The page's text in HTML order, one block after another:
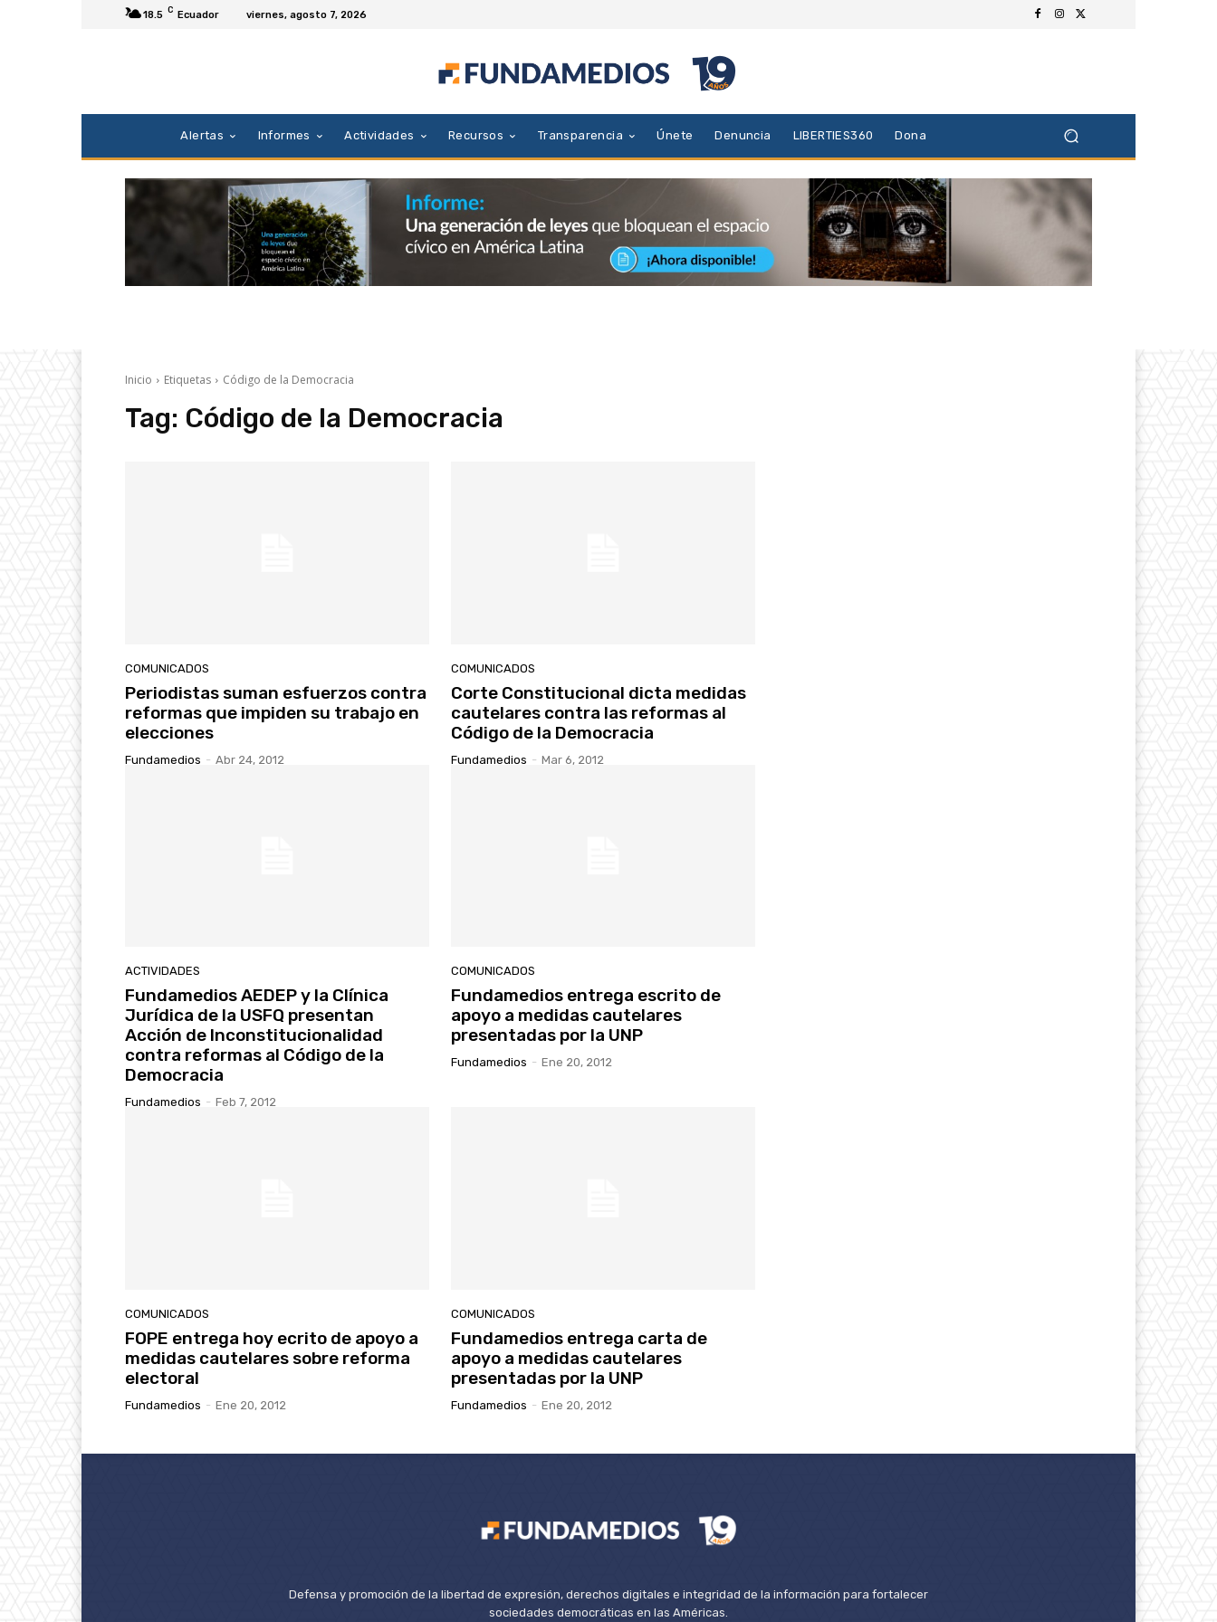
18.5 C Ecuador viernes, agosto 7, 2026
Alertas Informes Actividades Recursos Transparencia Únete Denuncia LIBERTIES360 Dona
Inicio Etiquetas Código de la Democracia
Tag: Código de la Democracia
COMUNICADOS
Periodistas suman esfuerzos contra
reformas que impiden su trabajo en
elecciones
Fundamedios - Abr 24, 2012
COMUNICADOS
Corte Constitucional dicta medidas
cautelares contra las reformas al
Código de la Democracia
Fundamedios - Mar 6, 2012
ACTIVIDADES
Fundamedios AEDEP y la Clínica
Jurídica de la USFQ presentan
Acción de Inconstitucionalidad
contra reformas al Código de la
Democracia
Fundamedios - Feb 7, 2012
COMUNICADOS
Fundamedios entrega escrito de
apoyo a medidas cautelares
presentadas por la UNP
Fundamedios - Ene 20, 2012
COMUNICADOS
FOPE entrega hoy ecrito de apoyo a
medidas cautelares sobre reforma
electoral
Fundamedios - Ene 20, 2012
COMUNICADOS
Fundamedios entrega carta de
apoyo a medidas cautelares
presentadas por la UNP
Fundamedios - Ene 20, 2012
Defensa y promoción de la libertad de expresión, derechos digitales e integridad de la información para fortalecer
sociedades democráticas en las Américas.